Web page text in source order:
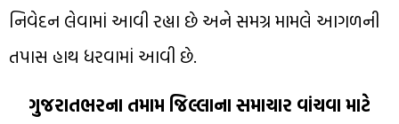
નિવેદન લેવામાં આવી રહ્યા છે અને સમગ્ર મામલે આગળની
તપાસ હાથ ધરવામાં આવી છે.
ગુજરાતભરના તમામ જિલ્લાના સમાચાર વાંચવા માટે